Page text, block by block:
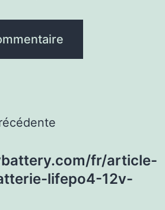
fr/article-
lifepo4-12v-